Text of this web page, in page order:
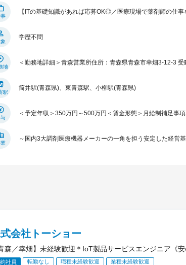
【ITの基礎知識があれば応募OK◎／医療現場で薬剤師の仕
学歴不問
地
＜勤務地詳細＞青森営業所住所：青森県青森市幸畑3-12-3
駅
筒井駅(青森県)、東青森駅、小柳駅(青森県)
＜予定年収＞350万円～500万円＜賃金形態＞月給制補足事
～国内3大調剤医療機器メーカーの一角を担う安定した経営
会社トーショー
青森／幸畑】未経験歓迎＊IoT製品サービスエンジニア《
社員 転勤なし 職種未経験歓迎 業種未経験歓迎